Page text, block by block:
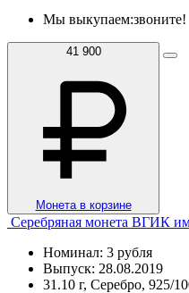
Мы выкупаем:звоните!
41 900
Монета в корзине
Серебряная монета ВГИК
Номинал: 3 рубля
Выпуск: 28.08.2019
31.10 г, Серебро, 925/